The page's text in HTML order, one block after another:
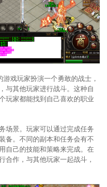
戏玩家扮演一个勇敢的战士，
与其他玩家进行战斗。这种自
玩家都能找到自己喜欢的职业
场景。玩家可以通过完成任务
备。不同的副本和任务会有不
自己的技能和策略来完成。在
合作，与其他玩家一起战斗，